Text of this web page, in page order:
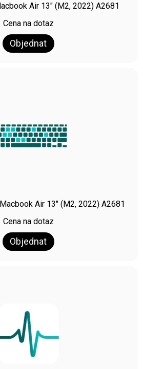
Air 13″ (M2, 2022) A2681
Cena na dotaz
Objednat
Air 13″ (M2, 2022) A2681
Cena na dotaz
Objednat